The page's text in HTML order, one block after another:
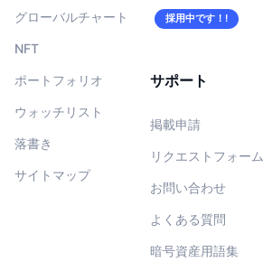
グローバルチャート
NFT
ポートフォリオ
ウォッチリスト
落書き
サイトマップ
採用中です！!
サポート
掲載申請
リクエストフォーム
お問い合わせ
よくある質問
暗号資産用語集